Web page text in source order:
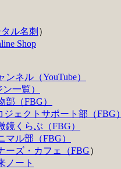
ル名刺 ）
Shop
ンネル（YouTube）
一覧）
部（FBG）
ェクトサポート部（FBG）
鏡くらぶ（FBG）
マル部（FBG）
ーズ・カフェ（FBG）
ノート